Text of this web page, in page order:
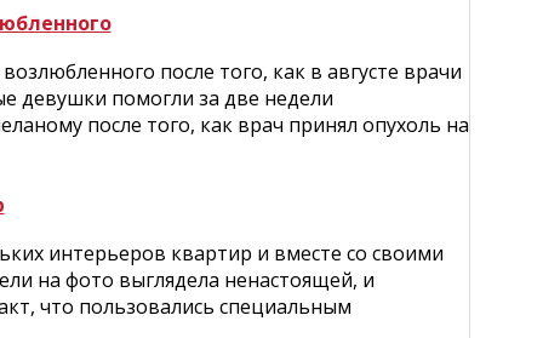
после того, как в августе врачи
девушки помогли за две недели
после того, как врач принял опухоль на
интерьеров квартир и вместе со своими
на фото выглядела ненастоящей, и
что пользовались специальным